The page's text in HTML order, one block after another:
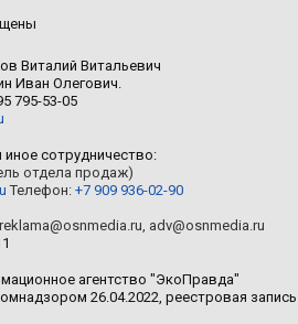
Виталий Витальевич
Иван Олегович.
795-53-05
сотрудничество:
отдела продаж)
Телефон: +7 909 936-02-90
reklama@osnmedia.ru, adv@osnmedia.ru
агентство "ЭкоПравда"
26.04.2022, реестровая запись